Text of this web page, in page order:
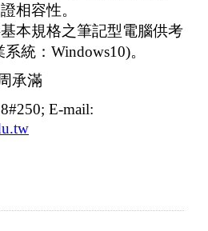
相容性。
本規格之筆記型電腦供考
統：Windows10)。
承滿
E-mail: